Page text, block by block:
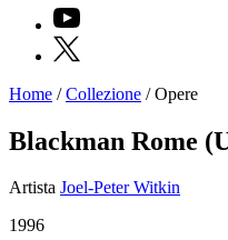
YouTube
X
Mostre
Eventi
del
Home /Collezione /Opere
Blackman Rome
Artista Joel-Peter Witkin
1996